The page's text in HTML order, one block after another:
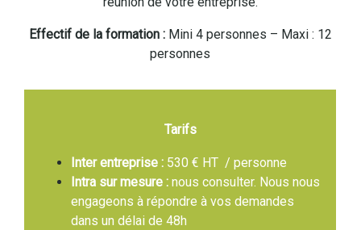
Effectif de la formation :Mini 4 personnes – Maxi : 12
personnes
Tarifs
Inter entreprise :530 € HT / personne
Intra sur mesure :nous consulter. Nous nous
engageons à répondre à vos demandes
dans un délai de 48h